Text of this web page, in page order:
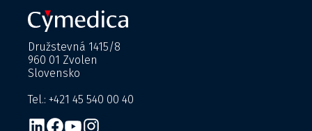
Družstevná 1415/8
960 01 Zvolen
Slovensko
Tel.: +421 45 540 00 40